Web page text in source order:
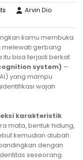
Arvin Dio
kamu membuka
melewati gerbang
itu bisa terjadi berkat
system) —
yang mampu
wajah
karakteristik
mata, bentuk hidung,
kemudian diubah
dengan
seseorang.